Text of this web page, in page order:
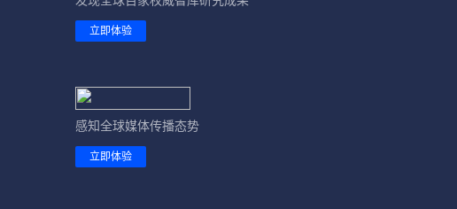
立即体验
感知全球媒体传播态势
立即体验